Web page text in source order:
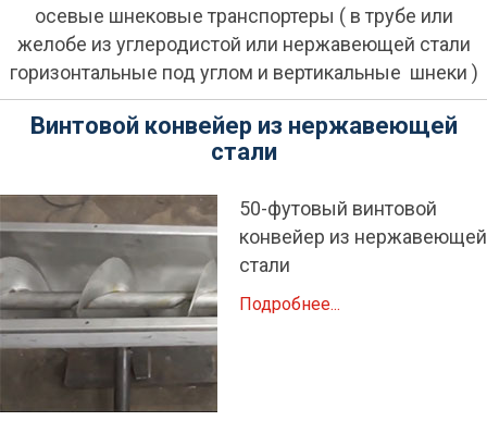
осевые шнековые транспортеры ( в трубе или
желобе из углеродистой или нержавеющей стали
горизонтальные под углом и вертикальные шнеки )
Винтовой конвейер из нержавеющей
стали
50-футовый винтовой
конвейер из нержавеющей
стали
Подробнее...